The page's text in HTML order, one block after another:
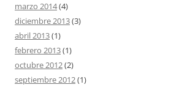
marzo 2014(4)
diciembre 2013(3)
abril 2013(1)
febrero 2013(1)
octubre 2012(2)
septiembre 2012(1)